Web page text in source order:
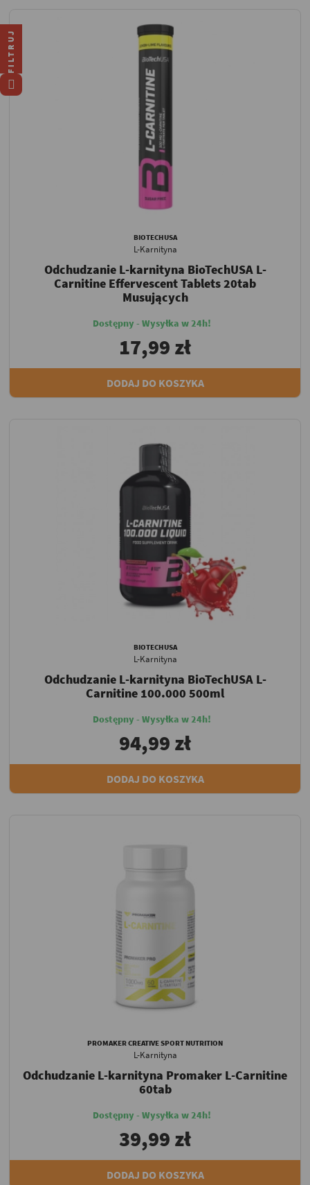
BIOTECHUSA
L-Karnityna
Odchudzanie L-karnityna BioTechUSA L-
Carnitine Effervescent Tablets 20tab
Musujących
Dostępny - Wysyłka w 24h!
17,99 zł
DODAJ DO KOSZYKA
BIOTECHUSA
L-Karnityna
Odchudzanie L-karnityna BioTechUSA L-
Carnitine 100.000 500ml
Dostępny - Wysyłka w 24h!
94,99 zł
DODAJ DO KOSZYKA
PROMAKER CREATIVE SPORT NUTRITION
L-Karnityna
Odchudzanie L-karnityna Promaker L-Carnitine
60tab
Dostępny - Wysyłka w 24h!
39,99 zł
DODAJ DO KOSZYKA
FILTRUJ